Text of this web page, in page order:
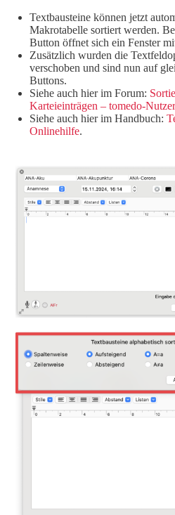
Textbausteine können jetzt
Makrotabelle sortiert werden.
Button öffnet sich ein Fenster
Zusätzlich wurden die
verschoben und sind nun auf
Buttons.
Siehe auch hier im Forum:
Karteieinträgen – tomedo-
Siehe auch hier im Handbuch:
Onlinehilfe.